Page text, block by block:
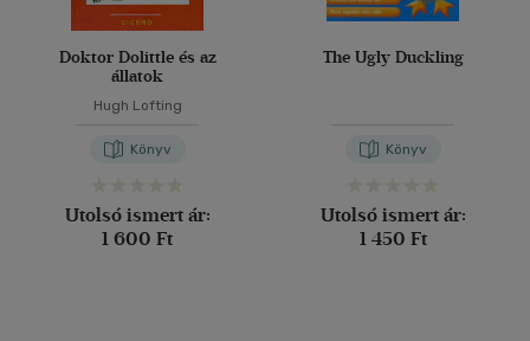
Doktor Dolittle és az
állatok
Hugh Lofting
Könyv
Utolsó ismert ár:
1 600 Ft
The Ugly Duckling
Könyv
Utolsó ismert ár:
1 450 Ft